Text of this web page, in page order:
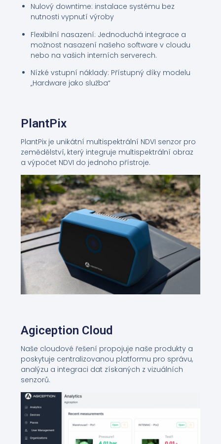
Nulový downtime: instalace systému bez
nutnosti vypnutí výroby
Flexibilní nasazení: Jednoduchá integrace a
možnost nasazení našeho software v cloudu
nebo na vašich interních serverech.
Nízké vstupní náklady: Přístupný díky modelu
„Hardware jako služba“
PlantPix
PlantPix je unikátní multispektrální NDVI senzor pro
zemědělství, který integruje multispektrální obraz
a výpočet NDVI do jednoho přístroje.
Agiception Cloud
Naše cloudové řešení propojuje naše produkty a
poskytuje centralizovanou platformu pro správu,
analýzu a integraci dat získaných z vizuálních
senzorů.